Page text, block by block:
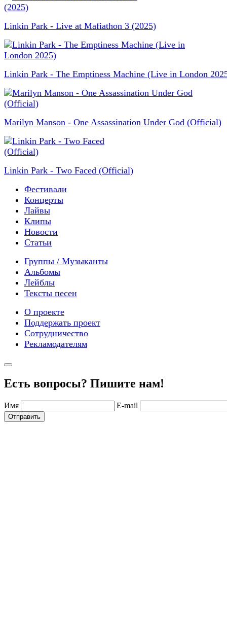
Linkin Park - Live at Mafiathon 3 (2025)
Linkin Park - The Emptiness Machine (Live in London
Marilyn Manson - One Assassination Under God (Official)
Linkin Park - Two Faced (Official)
Фестивали
Концерты
Лайвы
Клипы
Новости
Статьи
Группы / Музыканты
Альбомы
Лейблы
Тексты песен
О проекте
Поддержать проект
Сотрудничество
Рекламодателям
Есть вопросы? Пишите нам!
Имя E-mail